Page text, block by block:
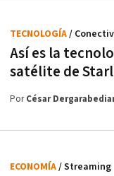
Así es la
satélite de
TECNOLOGÍA/
PorCésar
ECONOMÍA/ Streaming